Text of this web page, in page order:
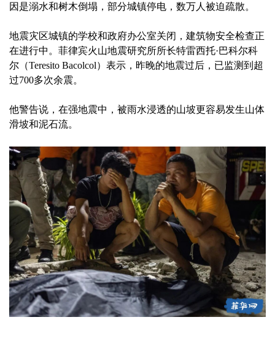
因是溺水和树木倒塌，部分城镇停电，数万人被迫疏散。
地震灾区城镇的学校和政府办公室关闭，建筑物安全检查正
在进行中。菲律宾火山地震研究所所长特雷西托·巴科尔科
尔（Teresito Bacolcol）表示，昨晚的地震过后，已监测到超
过700多次余震。
他警告说，在强地震中，被雨水浸透的山坡更容易发生山体
滑坡和泥石流。